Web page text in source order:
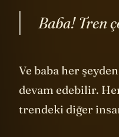
Ve baba her
devam edebilir.